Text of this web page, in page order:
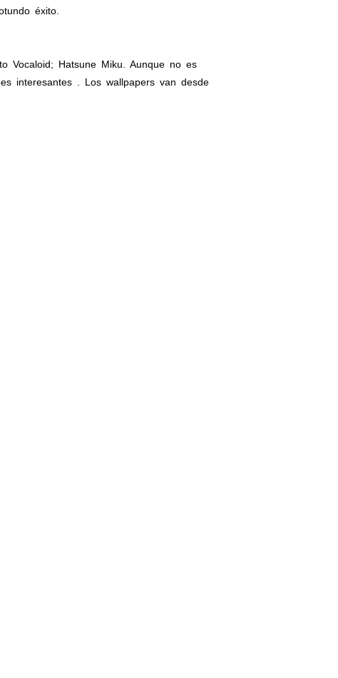
éxito.
Vocaloid; Hatsune Miku. Aunque no es
interesantes . Los wallpapers van desde